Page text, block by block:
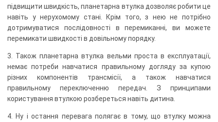
підвищити швидкість, планетарна втулка дозволяє робити це
навіть у нерухомому стані. Крім того, з нею не потрібно
дотримуватися послідовності в перемиканні, ви можете
перемикати швидкості в довільному порядку.
3. Також планетарна втулка вельми проста в експлуатації,
немає потреби навчатися правильному догляду за купою
різних компонентів трансмісії, а також навчатися
правильному переключенню передач. З принципами
користування втулкою розбереться навіть дитина.
4. Ну і остання перевага полягає в тому, що втулку можна